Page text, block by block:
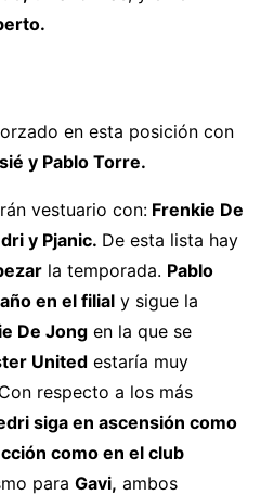
en esta posición con
y Pablo Torre.
vestuario con: Frenkie De
y Pjanic. De esta lista hay
la temporada. Pablo
en el filial y sigue la
De Jong en la que se
United estaría muy
respecto a los más
siga en ascensión como
como en el club
para Gavi, ambos